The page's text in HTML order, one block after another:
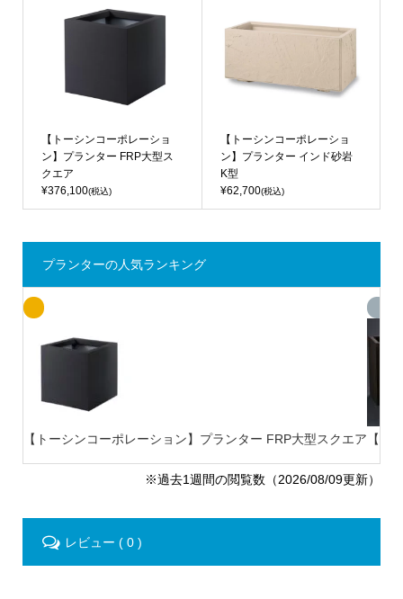
【トーシンコーポレーショ
ン】プランター FRP大型ス
クエア
¥376,100(税込)
【トーシンコーポレーショ
ン】プランター インド砂岩
K型
¥62,700(税込)
プランターの人気ランキング
【トーシンコーポレーション】プランター FRP大型スクエア 【ト
※過去1週間の閲覧数（2026/08/09更新）
レビュー ( 0 )